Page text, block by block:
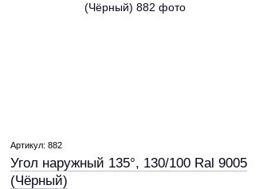
Артикул: 882
Угол наружный 135°, 130/100 Ral 9005
(Чёрный)